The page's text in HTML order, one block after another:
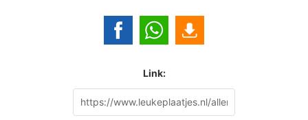
Link: